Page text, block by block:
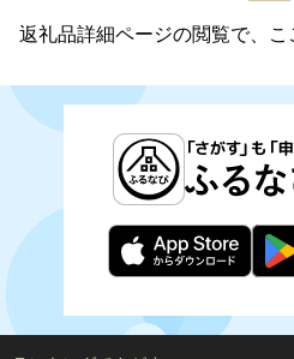
返礼品詳細ページの閲覧で、こ